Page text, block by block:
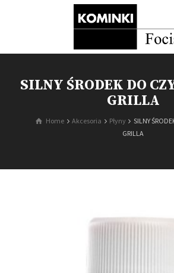
SILNY ŚRODEK DO
GRILLA
Home Akcesoria Płyny
SILNY
GRILLA